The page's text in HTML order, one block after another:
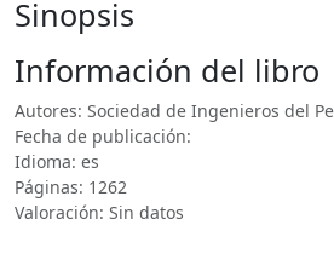
Sinopsis
Información del libro
Autores: Sociedad de Ingenieros del
Fecha de publicación:
Idioma: es
Páginas: 1262
Valoración: Sin datos